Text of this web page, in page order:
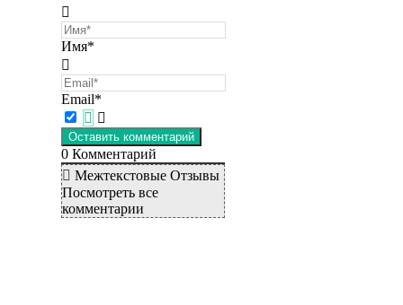
Имя*
Email*
0 Комментарий
Межтекстовые Отзывы
Посмотреть все
комментарии